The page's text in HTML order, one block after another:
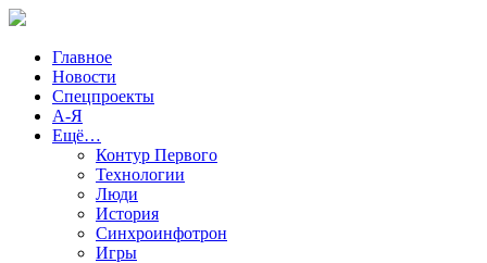
Главное
Новости
Спецпроекты
А-Я
Ещё…
Контур Первого
Технологии
Люди
История
Синхроинфотрон
Игры